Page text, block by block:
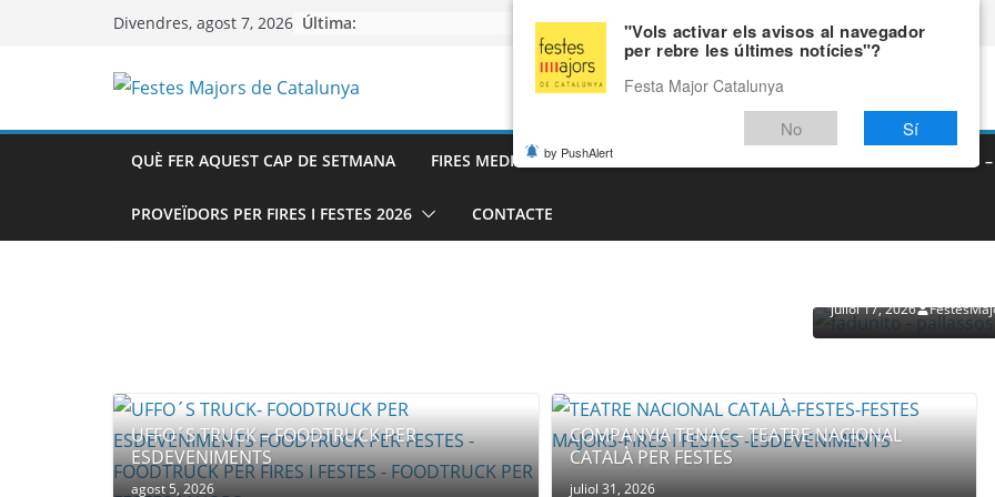
Divendres, agost 7, 2026 Última:
QUÈ FER AQUEST CAP DE SETMANA FIRES MEDIEVALS – AGENDA DE FIRES MEDIEVALS 2026 FIRES I
PROVEÏDORS PER FIRES I FESTES 2026 CONTACTE
juliol 17, 2026
UFFO´S TRUCK – FOODTRUCK PER
ESDEVENIMENTS
agost 5, 2026
COMPANYIA TENAC – TEATRE NACIONAL
CATALÀ PER FESTES
juliol 31, 2026
"Vols activar els avisos al navegador
per rebre les últimes notícies"?
Festa Major Catalunya
No Sí
by PushAlert